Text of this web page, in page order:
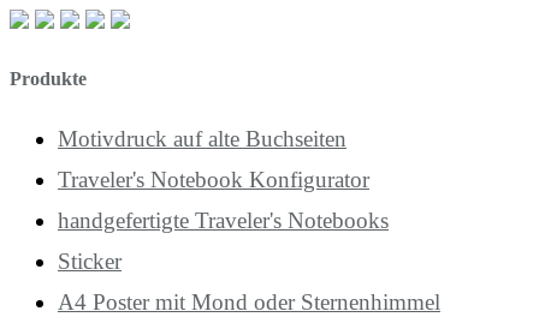
Produkte
Motivdruck auf alte Buchseiten
Traveler's Notebook Konfigurator
handgefertigte Traveler's Notebooks
Sticker
A4 Poster mit Mond oder Sternenhimmel